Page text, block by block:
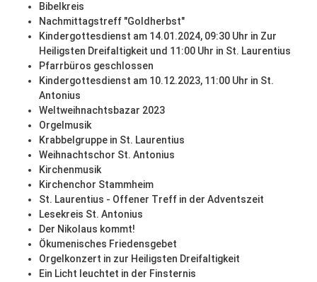
Bibelkreis
Nachmittagstreff "Goldherbst"
Kindergottesdienst am 14.01.2024, 09:30 Uhr in Zur
Heiligsten Dreifaltigkeit und 11:00 Uhr in St. Laurentius
Pfarrbüros geschlossen
Kindergottesdienst am 10.12.2023, 11:00 Uhr in St.
Antonius
Weltweihnachtsbazar 2023
Orgelmusik
Krabbelgruppe in St. Laurentius
Weihnachtschor St. Antonius
Kirchenmusik
Kirchenchor Stammheim
St. Laurentius - Offener Treff in der Adventszeit
Lesekreis St. Antonius
Der Nikolaus kommt!
Ökumenisches Friedensgebet
Orgelkonzert in zur Heiligsten Dreifaltigkeit
Ein Licht leuchtet in der Finsternis